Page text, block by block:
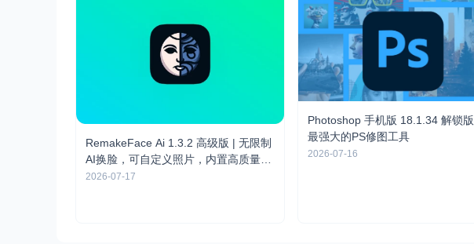
RemakeFace Ai 1.3.2 高级版 | 无限制
AI换脸，可自定义照片，内置高质量AI
生图
2026-07-17
Photoshop 手机版 18.1.34 解锁版
最强大的PS修图工具
2026-07-16